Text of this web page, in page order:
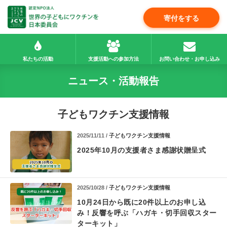
寄付をする
私たちの活動 支援活動への参加方法 お問い合わせ・お申し込み
ニュース・活動報告
子どもワクチン支援情報
2025/11/11 /子どもワクチン支援情報
2025年10月の支援者さま感謝状贈呈式
2025/10/28 /子どもワクチン支援情報
10月24日から既に20件以上のお申し込
み！ 反響を呼ぶ「ハガキ・切手回収スター
ターキット」